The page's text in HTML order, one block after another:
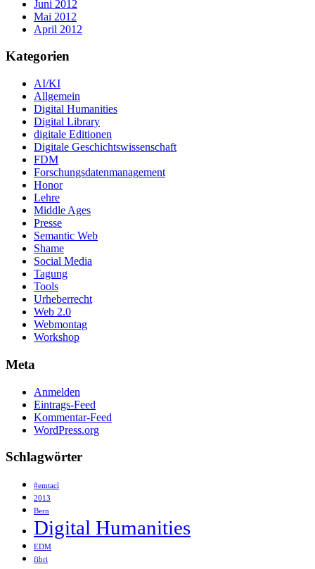
Juni 2012
Mai 2012
April 2012
Kategorien
AI/KI
Allgemein
Digital Humanities
Digital Library
digitale Editionen
Digitale Geschichtswissenschaft
FDM
Forschungsdatenmanagement
Honor
Lehre
Middle Ages
Presse
Semantic Web
Shame
Social Media
Tagung
Tools
Urheberrecht
Web 2.0
Webmontag
Workshop
Meta
Anmelden
Eintrags-Feed
Kommentar-Feed
WordPress.org
Schlagwörter
#emtacl
2013
Bern
Digital Humanities
EDM
fibri